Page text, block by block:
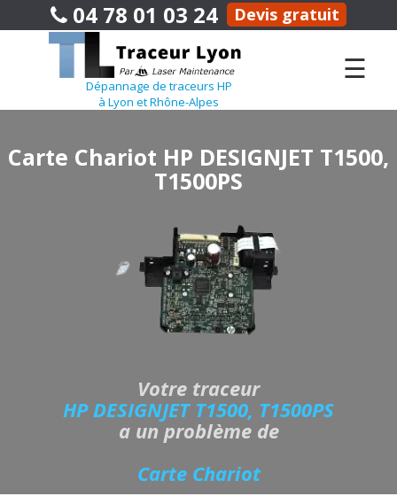
04 78 01 03 24 Devis gratuit
Dépannage de traceurs HP
à Lyon et Rhône-Alpes
☰
Carte Chariot HP DESIGNJET T1500,
T1500PS
Votre traceur
HP DESIGNJET T1500, T1500PS
a un problème de
Carte Chariot